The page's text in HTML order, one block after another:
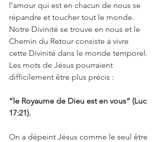
l’amour qui est en chacun de nous se
répandre et toucher tout le monde.
Notre Divinité se trouve en nous et le
Chemin du Retour consiste à vivre
cette Divinité dans le monde temporel.
Les mots de Jésus pourraient
difficilement être plus précis :
“le Royaume de Dieu est en vous“ (Luc
17:21).
On a dépeint Jésus comme le seul être